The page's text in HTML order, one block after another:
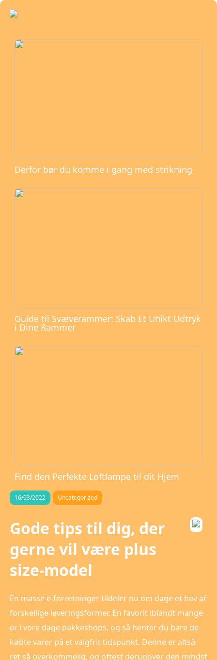
Derfor bør du komme i gang med strikning
Guide til Svæverammer: Skab Et Unikt Udtryk
i Dine Rammer
Find den Perfekte Loftlampe til dit Hjem
16/03/2022 Uncategorized
Gode tips til dig, der
gerne vil være plus
size-model
En masse e-forretninger tildeler nu om dage et hav af
forskellige leveringsformer. En favorit iblandt mange
er i vore dage pakkeshops, og så henter du bare de
købte varer på et valgfrit tidspunkt. Denne er altså
ret så overkommelig, og oftest derudover den mindst